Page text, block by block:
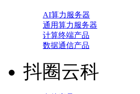
AI算力服务器
通用算力服务器
计算终端产品
数据通信产品
抖圈云科